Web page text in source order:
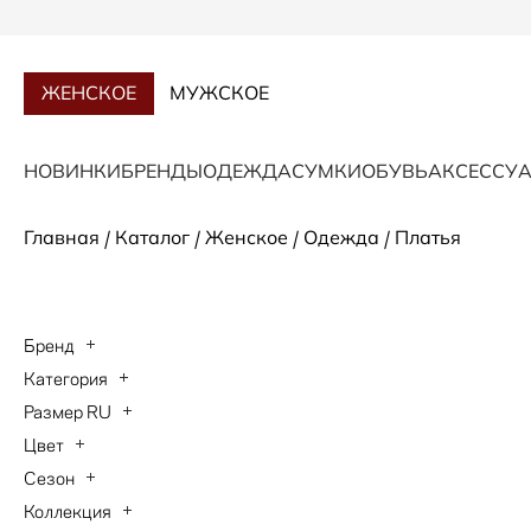
ЖЕНСКОЕ МУЖСКОЕ
НОВИНКИБРЕНДЫОДЕЖДАСУМКИОБУВЬ
Главная / Каталог / Женское / Одежда / Платья
Бренд
ANDRE MAURICE
BOGNER
ESCADA
HUGO BOSS
Категория
Платья
Размер RU
40
42
Цвет
бежевый
Сезон
Осень-Зима 2026
Коллекция